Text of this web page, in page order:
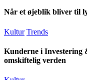
Når et øjeblik bliver til
Kultur Trends
Kunderne i Investering
omskiftelig verden